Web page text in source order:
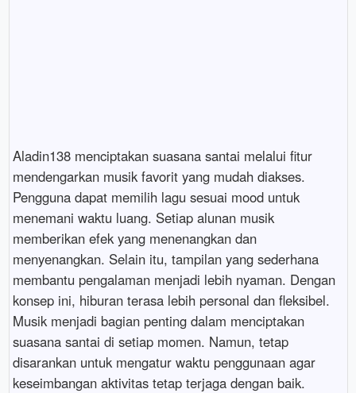
Aladin138 menciptakan suasana santai melalui fitur
mendengarkan musik favorit yang mudah diakses.
Pengguna dapat memilih lagu sesuai mood untuk
menemani waktu luang. Setiap alunan musik
memberikan efek yang menenangkan dan
menyenangkan. Selain itu, tampilan yang sederhana
membantu pengalaman menjadi lebih nyaman. Dengan
konsep ini, hiburan terasa lebih personal dan fleksibel.
Musik menjadi bagian penting dalam menciptakan
suasana santai di setiap momen. Namun, tetap
disarankan untuk mengatur waktu penggunaan agar
keseimbangan aktivitas tetap terjaga dengan baik.